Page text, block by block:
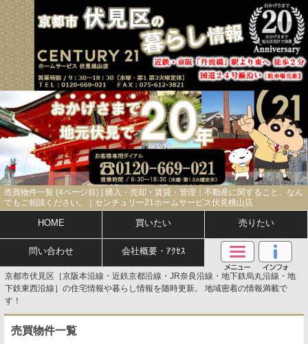
売買物件一覧 (4ページ目) | 購入・売却・賃貸・管理｜不動産に関すること、なん
でもご相談ください。｜センチュリー21ホームサービス伏見桃山店
HOME 買いたい 売りたい
問い合わせ 会社概要・ｱｸｾｽ
京都市伏見区［京阪本沿線・近鉄京都沿線・JR奈良沿線・地下鉄烏丸沿線・地
下鉄東西沿線］の住宅情報や暮らし情報を随時更新。 地域密着の情報満載で
す！
売買物件一覧